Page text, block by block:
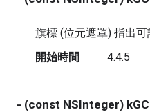
旗標 (位元遮罩) 指出可
開始時間
4.4.5
- (const NSInteger)